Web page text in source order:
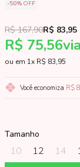
50% OFF
R$ 75,56
R$ 167,90R$ 83,95
1x R$ 83,95
Você economiza R$
Tamanho
10 12 14